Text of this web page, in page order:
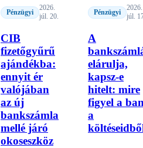
Pénzügyi
2026.
júl. 20.
CIB
fizetőgyűrű
ajándékba:
ennyit ér
valójában
az új
bankszámla
mellé járó
okoseszköz
Pénzügyi
2026.
júl.
A
elárulja,
kapsz-e
hitelt: mire
figyel a
a